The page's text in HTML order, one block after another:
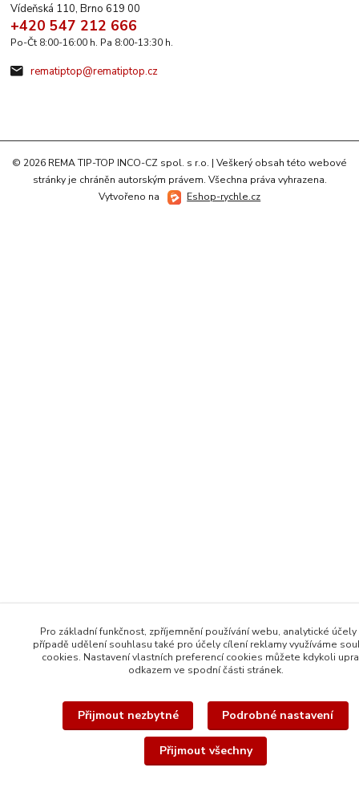
Vídeňská 110, Brno 619 00
+420 547 212 666
Po-Čt 8:00-16:00 h. Pa 8:00-13:30 h.
rematiptop@rematiptop.cz
© 2026 REMA TIP-TOP INCO-CZ spol. s r.o. | Veškerý obsah této webové
stránky je chráněn autorským právem. Všechna práva vyhrazena.
Vytvořeno na
Eshop-rychle.cz
Pro základní funkčnost, zpříjemnění používání webu, analytické účely
případě udělení souhlasu také pro účely cílení reklamy využíváme
cookies. Nastavení vlastních preferencí cookies můžete kdykoli
odkazem ve spodní části stránek.
Přijmout nezbytné Podrobné nastavení
Přijmout všechny